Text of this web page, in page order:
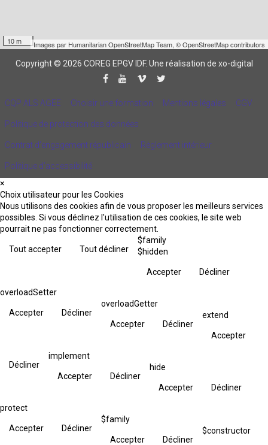
10 m Images par Humanitarian OpenStreetMap Team, © OpenStreetMap contributors
Copyright © 2026 COREG EPGV IDF. Une réalisation de xo-digital
CQP ALS AGEE Choisir une formation Mentions légales CGV
Politique de protection des données
Contrat d'engagement républicain Règlement intérieur
Politique d’accessibilité
×
Choix utilisateur pour les Cookies
Nous utilisons des cookies afin de vous proposer les meilleurs services
possibles. Si vous déclinez l'utilisation de ces cookies, le site web
pourrait ne pas fonctionner correctement.
Tout accepter Tout décliner
$family
$hidden
Accepter Décliner
overloadSetter
Accepter Décliner
overloadGetter
Accepter Décliner
extend
Accepter
Décliner
implement
Accepter Décliner
hide
Accepter Décliner
protect
Accepter Décliner
$family
Accepter Décliner
$constructor